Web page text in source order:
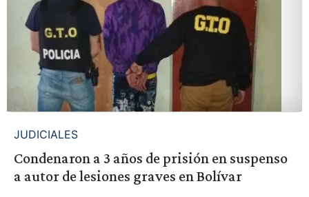
JUDICIALES
Condenaron a 3 años de prisión en suspenso
a autor de lesiones graves en Bolívar